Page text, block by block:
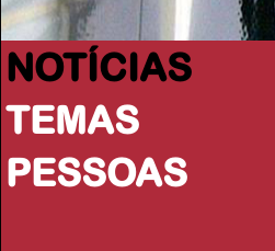
NOTÍCIAS
TEMAS
PESSOAS